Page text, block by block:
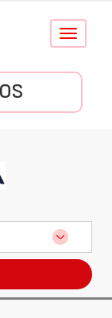
Conmutar